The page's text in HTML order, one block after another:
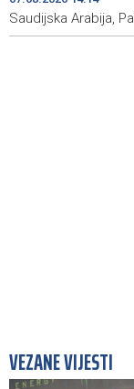
Saudijska Arabija,
VEZANE VIJESTI